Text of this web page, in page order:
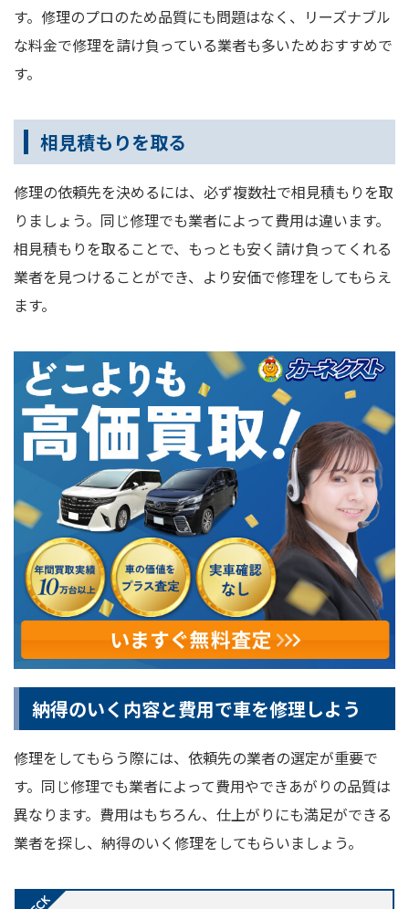
す。修理のプロのため品質にも問題はなく、リーズナブル
な料金で修理を請け負っている業者も多いためおすすめで
す。
相見積もりを取る
修理の依頼先を決めるには、必ず複数社で相見積もりを取
りましょう。同じ修理でも業者によって費用は違います。
相見積もりを取ることで、もっとも安く請け負ってくれる
業者を見つけることができ、より安価で修理をしてもらえ
ます。
納得のいく内容と費用で車を修理しよう
修理をしてもらう際には、依頼先の業者の選定が重要で
す。同じ修理でも業者によって費用やできあがりの品質は
異なります。費用はもちろん、仕上がりにも満足ができる
業者を探し、納得のいく修理をしてもらいましょう。